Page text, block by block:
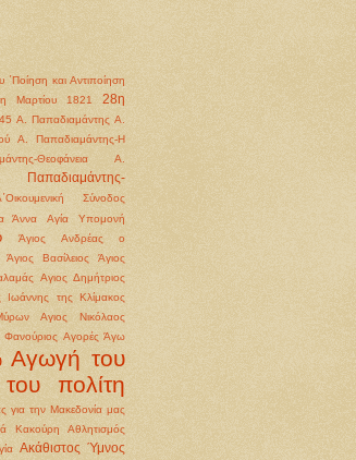
΄Ποίηση και Αντιποίηση
Μαρτίου 1821
28η
Α. Παπαδιαμάντης Α.
Α. Παπαδιαμάντης-Η
Θεοφάνεια
Α.
Παπαδιαμάντης-
Σύνοδος
Άννα Αγία Υπομονή
Άγιος Ανδρέας ο
Άγιος Βασίλειος
Άγιος
Αγιος Δημήτριος
Ιωάννης της Κλίμακος
Αγιος Νικόλαος
Φανούριος Αγορές Άγω
Αγωγή του
πολίτη
για την Μακεδονία μας
Κακούρη
Αθλητισμός
Ακάθιστος Ύμνος